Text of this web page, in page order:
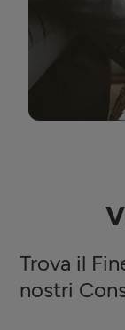
Trova il
nostri